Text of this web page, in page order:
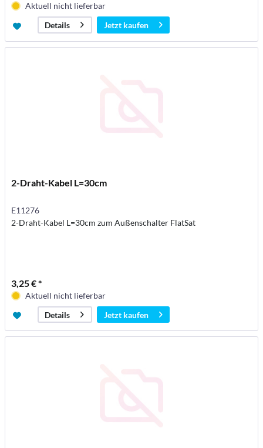
Aktuell nicht lieferbar
Details
Jetzt kaufen
2-Draht-Kabel L=30cm
E11276
2-Draht-Kabel L=30cm zum Außenschalter FlatSat
3,25 € *
Aktuell nicht lieferbar
Details
Jetzt kaufen